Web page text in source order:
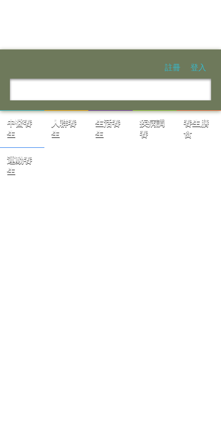
註冊 登入
中醫養
生
人群養
生
生活養
生
疾病調
養
養生膳
食
運動養
生